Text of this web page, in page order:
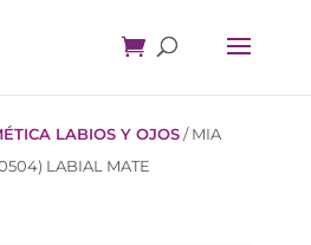
LABIOS Y OJOS/MIA
LABIAL MATE